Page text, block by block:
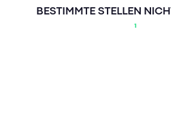
BESTIMMTE STELLEN
¹